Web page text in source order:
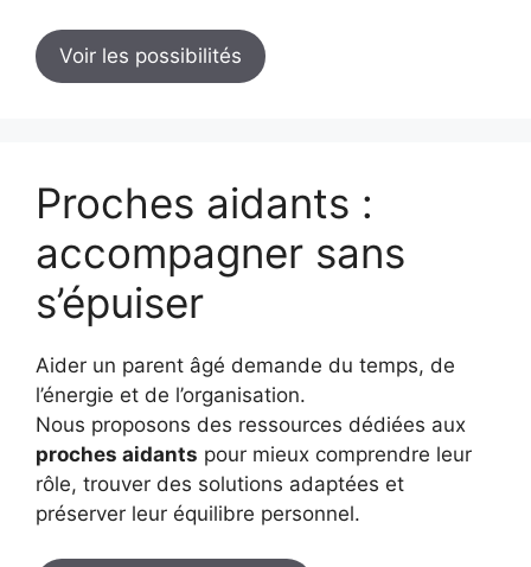
Voir les possibilités
Proches aidants :
accompagner sans
s’épuiser
Aider un parent âgé demande du temps, de
l’énergie et de l’organisation.
Nous proposons des ressources dédiées aux
proches aidants pour mieux comprendre leur
rôle, trouver des solutions adaptées et
préserver leur équilibre personnel.